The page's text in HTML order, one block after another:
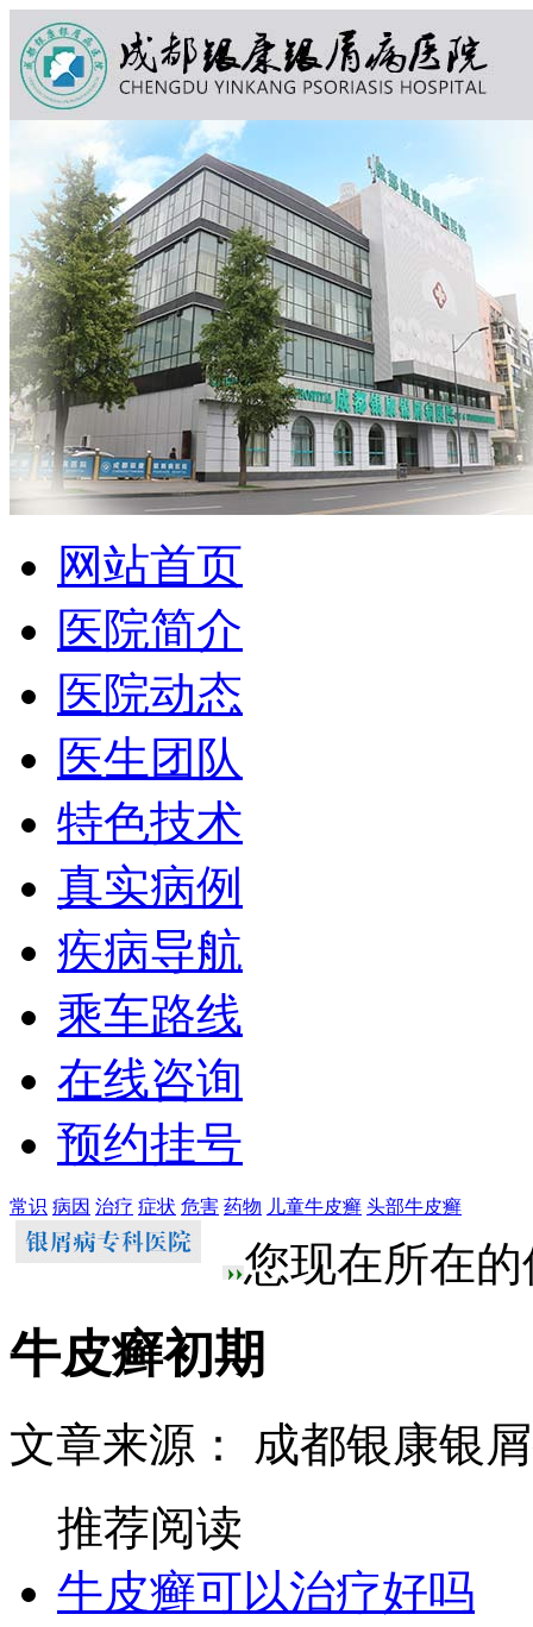
网站首页
医院简介
医院动态
医生团队
特色技术
真实病例
疾病导航
乘车路线
在线咨询
预约挂号
常识 病因 治疗 症状 危害 药物 儿童牛皮癣 头部牛皮癣
您现在所在
牛皮癣初期
文章来源： 成都银康银
推荐阅读
牛皮癣可以治疗好吗